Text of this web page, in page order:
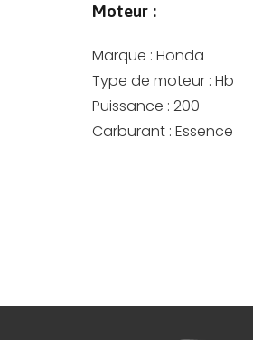
Moteur :
Marque : Honda
Type de moteur : Hb
Puissance : 200
Carburant : Essence